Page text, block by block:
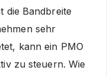
die Bandbreite
sehr
kann ein PMO
zu steuern. Wie